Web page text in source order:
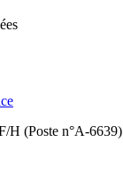
H (Poste n°A-6639)